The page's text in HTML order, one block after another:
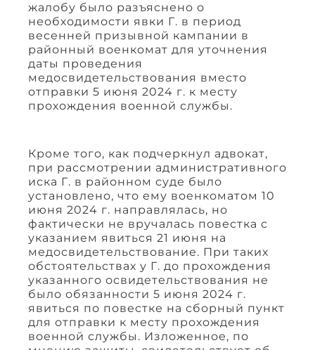
жалобу было разъяснено о
необходимости явки Г. в период
весенней призывной кампании в
районный военкомат для уточнения
даты проведения
медосвидетельствования вместо
отправки 5 июня 2024 г. к месту
прохождения военной службы.
Кроме того, как подчеркнул адвокат,
при рассмотрении административного
иска Г. в районном суде было
установлено, что ему военкоматом 10
июня 2024 г. направлялась, но
фактически не вручалась повестка с
указанием явиться 21 июня на
медосвидетельствование. При таких
обстоятельствах у Г. до прохождения
указанного освидетельствования не
было обязанности 5 июня 2024 г.
явиться по повестке на сборный пункт
для отправки к месту прохождения
военной службы. Изложенное, по